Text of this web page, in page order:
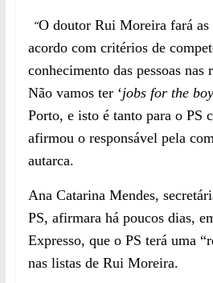
“O doutor Rui Moreira fará as
acordo com critérios de
conhecimento das pessoas nas
Não vamos ter ‘jobs for the
Porto, e isto é tanto para o PS
afirmou o responsável pela
autarca.
Ana Catarina Mendes,
PS, afirmara há poucos dias,
Expresso, que o PS terá uma
nas listas de Rui Moreira.